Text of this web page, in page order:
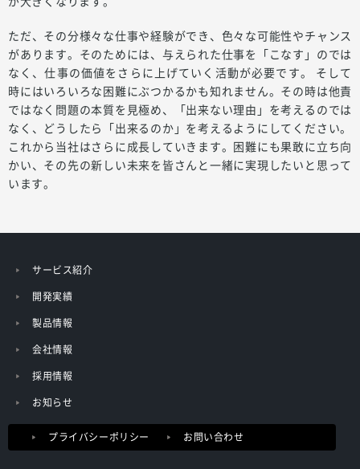
ただ、その分様々な仕事や経験ができ、色々な可能性やチャンス
があります。そのためには、与えられた仕事を「こなす」のでは
なく、仕事の価値をさらに上げていく活動が必要です。 そして
時にはいろいろな困難にぶつかるかも知れません。その時は他責
ではなく問題の本質を見極め、「出来ない理由」を考えるのでは
なく、どうしたら「出来るのか」を考えるようにしてください。
これから当社はさらに成長していきます。困難にも果敢に立ち向
かい、その先の新しい未来を皆さんと一緒に実現したいと思って
います。
サービス紹介
開発実績
製品情報
会社情報
採用情報
お知らせ
プライバシーポリシー お問い合わせ